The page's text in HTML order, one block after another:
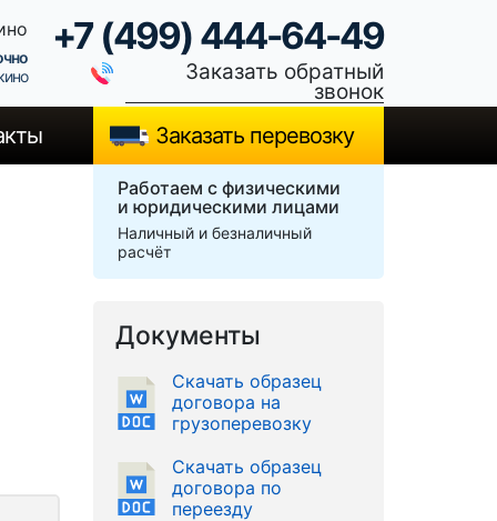
+7 (499) 444-64-49
Заказать обратный
звонок
Заказать перевозку
Работаем с физическими
и юридическими лицами
Наличный и безналичный
расчёт
Документы
Скачать образец
договора на
грузоперевозку
Скачать образец
договора по
переезду